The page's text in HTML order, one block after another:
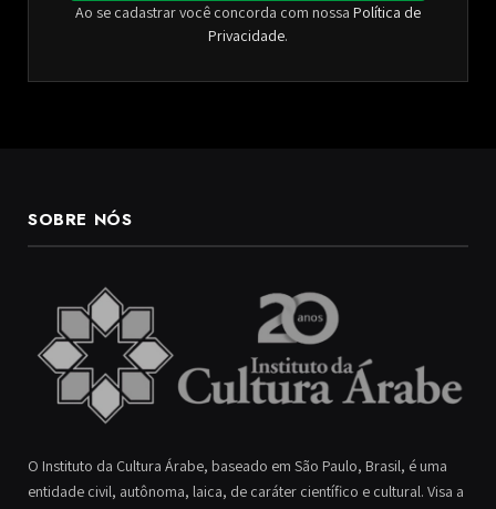
Ao se cadastrar você concorda com nossa Política de
Privacidade.
SOBRE NÓS
O Instituto da Cultura Árabe, baseado em São Paulo, Brasil, é uma
entidade civil, autônoma, laica, de caráter científico e cultural. Visa a